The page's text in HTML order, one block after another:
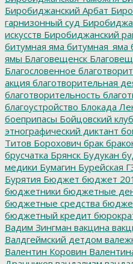
Биробиджанский Арбат
гарнизонный суд
искусств Биробиджанский
битумная яма битумная_яма
ямы Благовещенск
Благословенное
акция благотворительная
благотворительность
благоустройство Блокада
боеприпасы Бойцовский клуб
этнографический диктант
Титов Борохович брак
брусчатка Брянск Будукан
медики Бумагин Бурейская
Бурятия Бюджет бюджет
бюджетники бюджетные
бюджетные средства
бюджетный кредит
Вадим Зингман вакцина
Валдгеймский детдом
Валентин Коровин